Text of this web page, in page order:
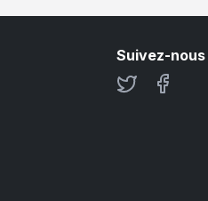
Suivez-nous